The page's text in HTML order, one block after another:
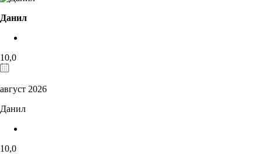
Данил
10,0
август 2026
Данил
10,0